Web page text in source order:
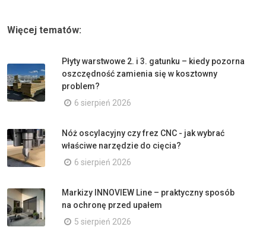
Więcej tematów:
Płyty warstwowe 2. i 3. gatunku – kiedy pozorna
oszczędność zamienia się w kosztowny
problem?
6 sierpień 2026
Nóż oscylacyjny czy frez CNC - jak wybrać
właściwe narzędzie do cięcia?
6 sierpień 2026
Markizy INNOVIEW Line – praktyczny sposób
na ochronę przed upałem
5 sierpień 2026